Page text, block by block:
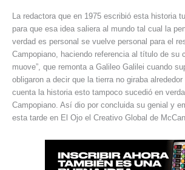
La redactora que en 1975 escribió esta historia
para que esa idea saliera al mundo tal cual la
verdad es personal se vuelve personal para el
Campopiano, haciendo referencia al título de su
muove”, que remonta a Galileo Galilei cuando
obligaron a decir que la tierra no giraba
cuenta la historia esto tampoco sucedió en
Campopiano. Así dio por concluida su genial y
esta tarde en El Ojo el Creativo Global de